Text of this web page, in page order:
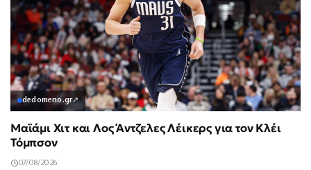
dedomeno.gr↗
Μαϊάμι Χιτ και Λος Άντζελες Λέικερς για τον Κλέι
Τόμπσον
07/08/2026